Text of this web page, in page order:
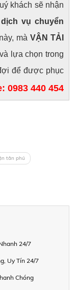
khách sẽ nhận
dịch vụ chuyển
màVẬN TẢI
lựa chọn trong
để được phục
0983 440 454
tân phú
24/7
Uy Tín 24/7
Chóng